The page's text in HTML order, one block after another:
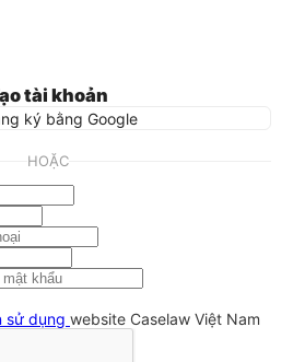
tài khoản
ký bằng Google
HOẶC
sử dụng website Caselaw Việt Nam